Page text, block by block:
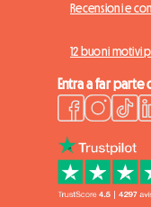
Recensioni e
12 buoni motivi
Entra a far